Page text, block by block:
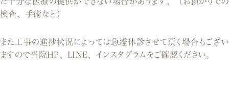
検査、手術など）
また工事の進捗状況によっては急遽休診させて頂く場合もござい
ますので当院HP、LINE、インスタグラムをご確認ください。